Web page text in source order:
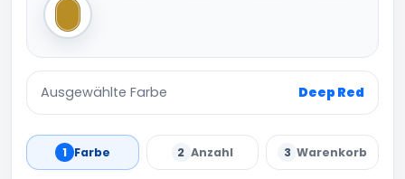
Mustard
Ausgewählte Farbe Deep Red
1 Farbe 2 Anzahl 3 Warenkorb